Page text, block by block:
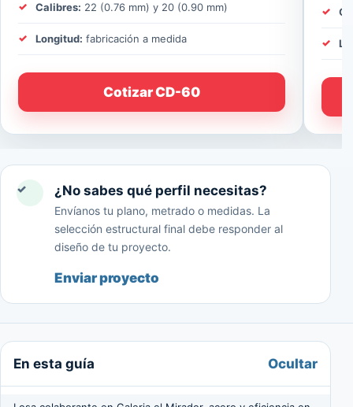
Calibres: 22 (0.76 mm) y 20 (0.90 mm)
Longitud: fabricación a medida
Cotizar CD-60
✓ ¿No sabes qué perfil necesitas?
Envíanos tu plano, metrado o medidas. La
selección estructural final debe responder al
diseño de tu proyecto.
Enviar proyecto
En esta guía Ocultar